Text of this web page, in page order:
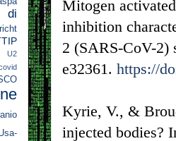
Mitogen
inhibition
2 (SARS-CoV-2)
e32361. https://
Kyrie, V., &
injected bodies?
di
U2